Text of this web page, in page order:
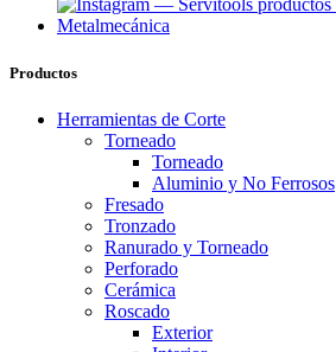
Productos
Herramientas de Corte
Torneado
Torneado
Aluminio y No Ferrosos
Fresado
Tronzado
Ranurado y Torneado
Perforado
Cerámica
Roscado
Exterior